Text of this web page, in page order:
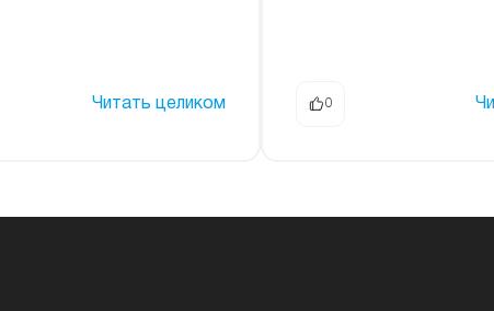
Читать целиком 0